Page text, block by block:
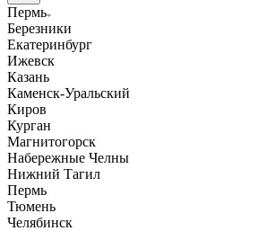
Пермь
Березники
Екатеринбург
Ижевск
Казань
Каменск-Уральский
Киров
Курган
Магнитогорск
Набережные Челны
Нижний Тагил
Пермь
Тюмень
Челябинск